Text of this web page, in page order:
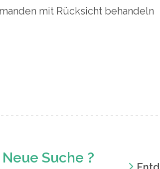
mit Rücksicht behandeln
Neue Suche ?